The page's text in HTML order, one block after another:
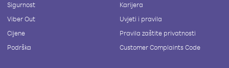
Sigurnost
Viber Out
Cijene
Podrška
Karijera
Uvjeti i pravila
Pravila zaštite privatnosti
Customer Complaints Code